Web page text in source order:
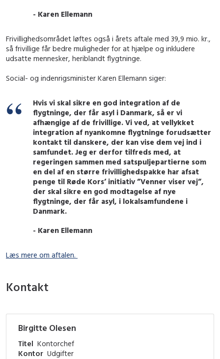
- Karen Ellemann
Frivillighedsområdet løftes også i årets aftale med 39,9 mio. kr.,
så frivillige får bedre muligheder for at hjælpe og inkludere
udsatte mennesker, heriblandt flygtninge.
Social- og indenrigsminister Karen Ellemann siger:
Hvis vi skal sikre en god integration af de
flygtninge, der får asyl i Danmark, så er vi
afhængige af de frivillige. Vi ved, at vellykket
integration af nyankomne flygtninge forudsætter
kontakt til danskere, der kan vise dem vej ind i
samfundet. Jeg er derfor tilfreds med, at
regeringen sammen med satspuljepartierne som
en del af en større frivillighedspakke har afsat
penge til Røde Kors’ initiativ ”Venner viser vej”,
der skal sikre en god modtagelse af nye
flygtninge, der får asyl, i lokalsamfundene i
Danmark.
- Karen Ellemann
Læs mere om aftalen.
Kontakt
Birgitte Olesen
Titel Kontorchef
Kontor Udgifter